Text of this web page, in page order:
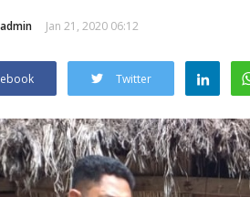
Jan 21, 2020 06:12
Twitter